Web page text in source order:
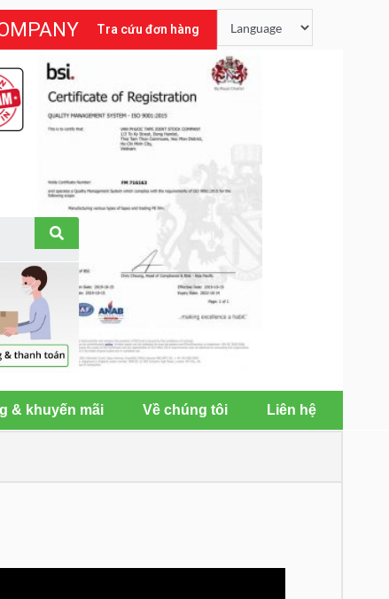
Tra cứu đơn hàng
& khuyến mãi Về chúng tôi Liên hệ